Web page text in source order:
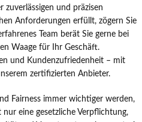
zuverlässigen und präzisen
Anforderungen erfüllt, zögern Sie
Team berät Sie gerne bei
Waage für Ihr Geschäft.
und Kundenzufriedenheit – mit
zertifizierten Anbieter.
Fairness immer wichtiger werden,
eine gesetzliche Verpflichtung,